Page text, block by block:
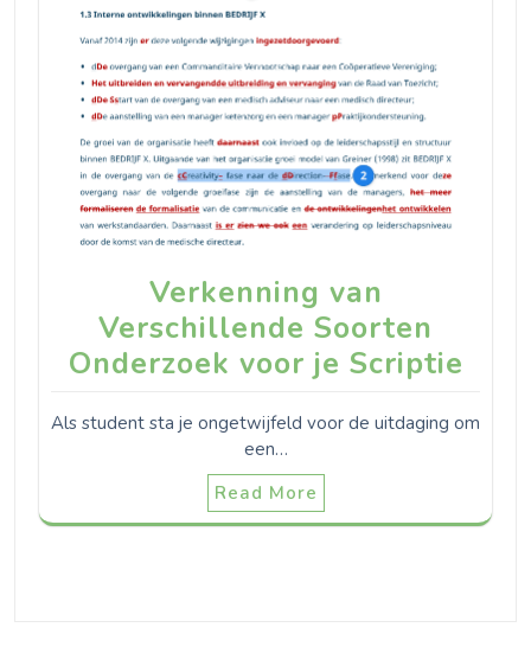
Verkenning van
Verschillende Soorten
Onderzoek voor je Scriptie
Als student sta je ongetwijfeld voor de uitdaging om
een…
Read More